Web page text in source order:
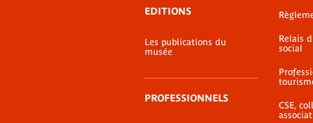
EDITIONS
Les publications du
musée
PROFESSIONNELS
Relais
social
CSE,